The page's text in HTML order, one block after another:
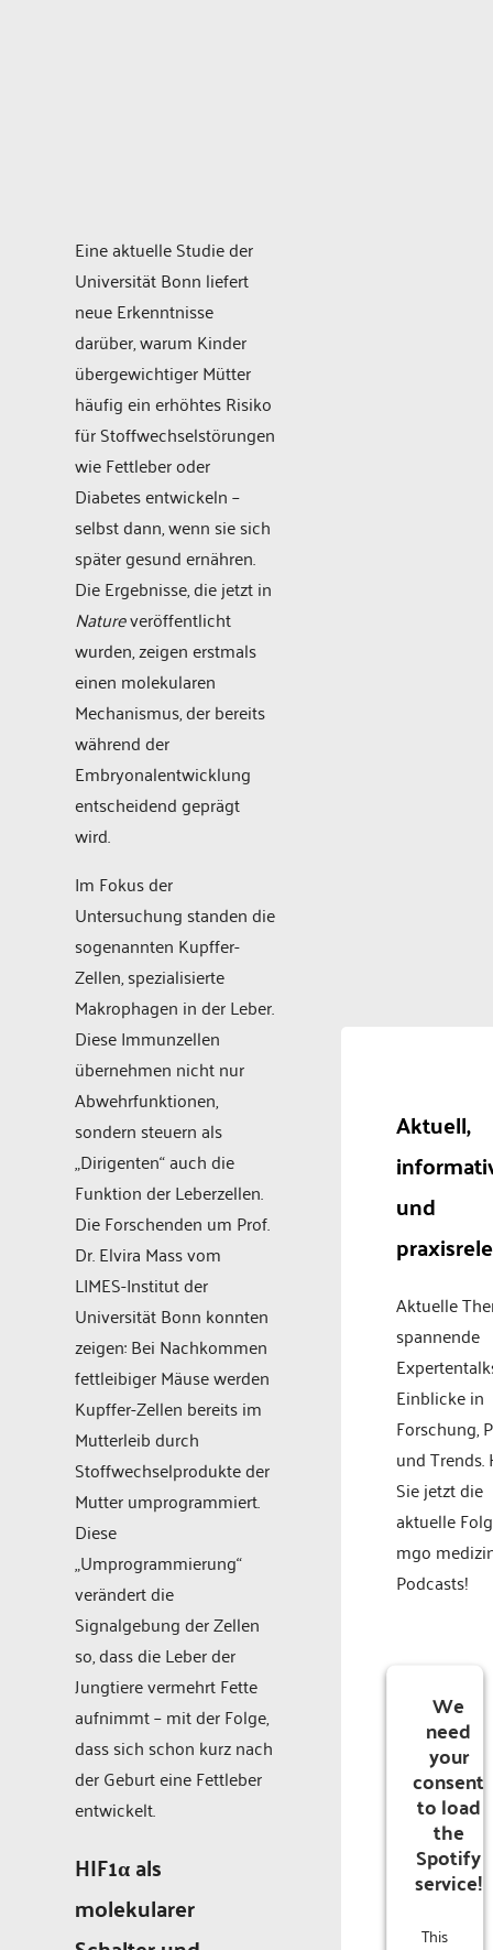
Eine aktuelle Studie der
Universität Bonn liefert
neue Erkenntnisse
darüber, warum Kinder
übergewichtiger Mütter
häufig ein erhöhtes Risiko
für Stoffwechselstörungen
wie Fettleber oder
Diabetes entwickeln –
selbst dann, wenn sie sich
später gesund ernähren.
Die Ergebnisse, die jetzt in
Natureveröffentlicht
wurden, zeigen erstmals
einen molekularen
Mechanismus, der bereits
während der
Embryonalentwicklung
entscheidend geprägt
wird.
Im Fokus der
Untersuchung standen die
sogenannten Kupffer-
Zellen, spezialisierte
Makrophagen in der Leber.
Diese Immunzellen
übernehmen nicht nur
Abwehrfunktionen,
sondern steuern als
„Dirigenten“ auch die
Funktion der Leberzellen.
Die Forschenden um Prof.
Dr. Elvira Mass vom
LIMES-Institut der
Universität Bonn konnten
zeigen: Bei Nachkommen
fettleibiger Mäuse werden
Kupffer-Zellen bereits im
Mutterleib durch
Stoffwechselprodukte der
Mutter umprogrammiert.
Diese
„Umprogrammierung“
verändert die
Signalgebung der Zellen
so, dass die Leber der
Jungtiere vermehrt Fette
aufnimmt – mit der Folge,
dass sich schon kurz nach
der Geburt eine Fettleber
entwickelt.
HIF1α als
molekularer
Aktuell,
und
Aktuelle
spannende
Einblicke in
Forschung,
und Trends.
Sie jetzt die
aktuelle
mgo
Podcasts!
We
need
your
consent
to load
the
Spotify
service!
This